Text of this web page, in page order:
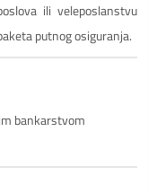
ili veleposlanstvu
putnog osiguranja.
bankarstvom